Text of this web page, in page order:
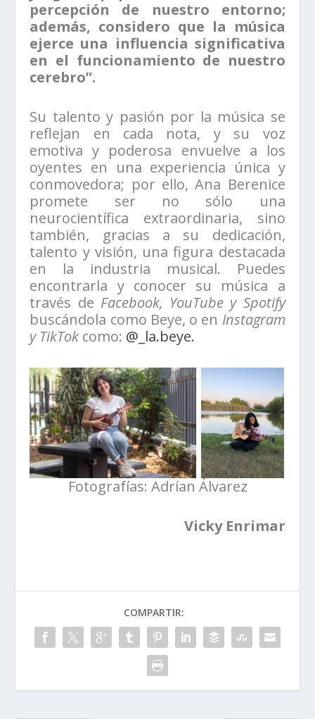
percepción de nuestro entorno;
además, considero que la música
ejerce una influencia significativa
en el funcionamiento de nuestro
cerebro”.
Su talento y pasión por la música se
reflejan en cada nota, y su voz
emotiva y poderosa envuelve a los
oyentes en una experiencia única y
conmovedora; por ello, Ana Berenice
promete ser no sólo una
neurocientífica extraordinaria, sino
también, gracias a su dedicación,
talento y visión, una figura destacada
en la industria musical. Puedes
encontrarla y conocer su música a
través de Facebook, YouTube y Spotify
buscándola como Beye, o en Instagram
y TikTok como: @_la.beye.
Fotografías: Adrían Álvarez
Vicky Enrimar
COMPARTIR: